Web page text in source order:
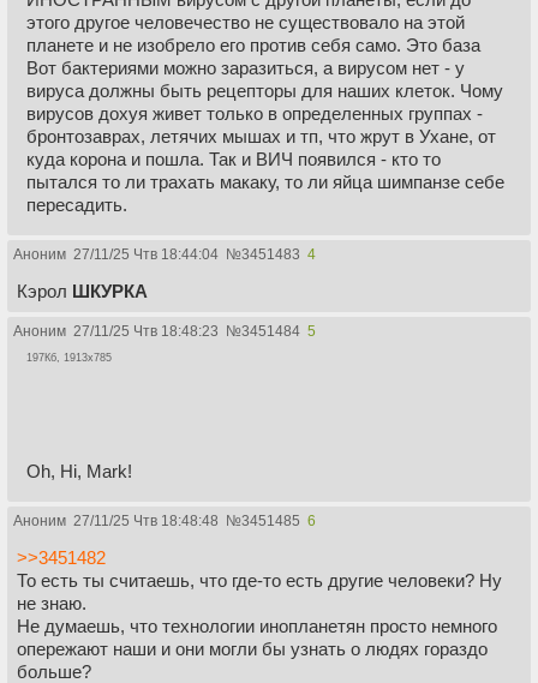
этого другое человечество не существовало на этой
планете и не изобрело его против себя само. Это база
Вот бактериями можно заразиться, а вирусом нет - у
вируса должны быть рецепторы для наших клеток. Чому
вирусов дохуя живет только в определенных группах -
бронтозаврах, летячих мышах и тп, что жрут в Ухане, от
куда корона и пошла. Так и ВИЧ появился - кто то
пытался то ли трахать макаку, то ли яйца шимпанзе себе
пересадить.
Аноним 27/11/25 Чтв 18:44:04 №3451483 4
Кэрол ШКУРКА
Аноним 27/11/25 Чтв 18:48:23 №3451484 5
197Кб, 1913x785
Oh, Hi, Mark!
Аноним 27/11/25 Чтв 18:48:48 №3451485 6
>>3451482
То есть ты считаешь, что где-то есть другие человеки? Ну
не знаю.
Не думаешь, что технологии инопланетян просто немного
опережают наши и они могли бы узнать о людях гораздо
больше?